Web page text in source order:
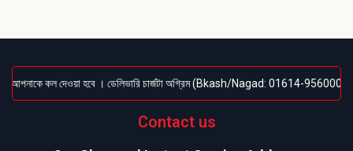
আপনাকে কল দেওয়া হবে । ডেলিভারি চার্জটা অগ্রিম (Bkash/Nagad: 01614-956000)
Contact us